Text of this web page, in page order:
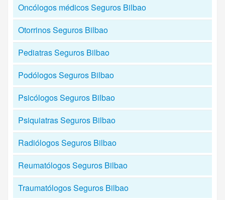
Oncólogos médicos Seguros Bilbao
Otorrinos Seguros Bilbao
Pediatras Seguros Bilbao
Podólogos Seguros Bilbao
Psicólogos Seguros Bilbao
Psiquiatras Seguros Bilbao
Radiólogos Seguros Bilbao
Reumatólogos Seguros Bilbao
Traumatólogos Seguros Bilbao